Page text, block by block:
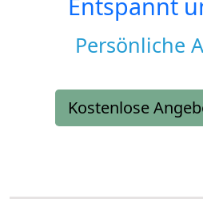
Persönliche
Kostenlose